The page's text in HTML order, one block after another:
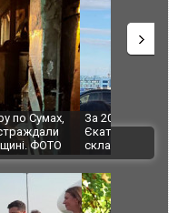
з Україною: в
загорівся
"Мої